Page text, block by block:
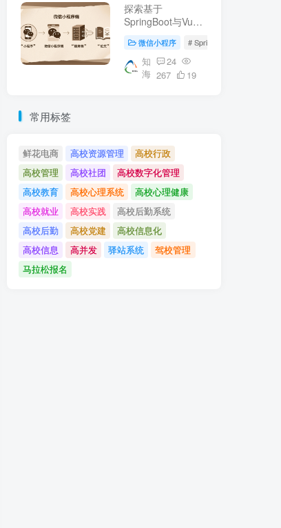
探索基于
SpringBoot与Vue
商城平台源码，涵
盖从数据库设计到
前后端实现的完整
论文。
微信小程序 # SpringBoot
知
海
24
267
19
常用标签
鲜花电商 高校资源管理
高校行政
高校管理
高校社团
高校数字化管理
高校教育
高校心理系统
高校心理健康
高校就业
高校实践
高校后勤系统
高校后勤
高校党建
高校信息化
高校信息
高并发 驿站系统
驾校管理
马拉松报名